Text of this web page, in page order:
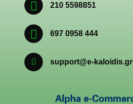
210 5598851
697 0958 444
support@e-kaloidis.gr